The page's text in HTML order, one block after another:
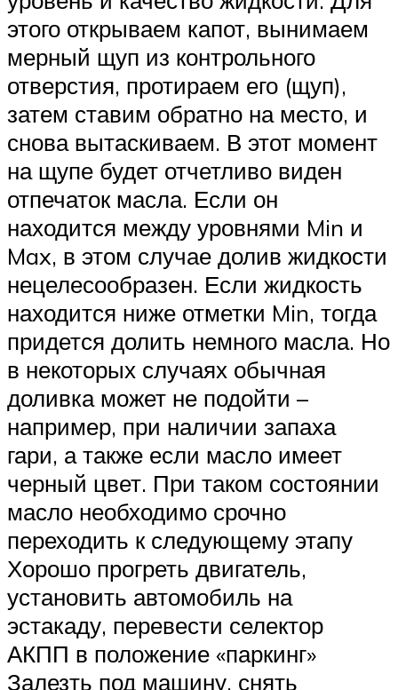
этого открываем капот, вынимаем
мерный щуп из контрольного
отверстия, протираем его (щуп),
затем ставим обратно на место, и
снова вытаскиваем. В этот момент
на щупе будет отчетливо виден
отпечаток масла. Если он
находится между уровнями Min и
Max, в этом случае долив жидкости
нецелесообразен. Если жидкость
находится ниже отметки Min, тогда
придется долить немного масла. Но
в некоторых случаях обычная
доливка может не подойти –
например, при наличии запаха
гари, а также если масло имеет
черный цвет. При таком состоянии
масло необходимо срочно
переходить к следующему этапу
Хорошо прогреть двигатель,
установить автомобиль на
эстакаду, перевести селектор
АКПП в положение «паркинг»
Залезть под машину, снять